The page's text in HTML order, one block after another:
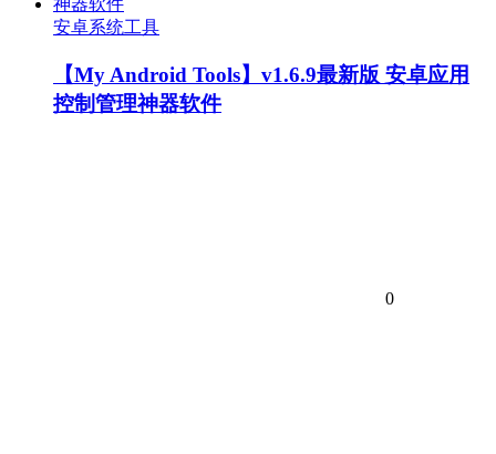
安卓系统工具
【My Android Tools】v1.6.9最新版 安卓应用
控制管理神器软件
0